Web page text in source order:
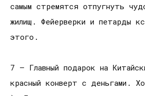
самым стремятся отпугнуть
жилищ. Фейерверки и петарды
этого.
7 — Главный подарок на
красный конверт с деньгами.